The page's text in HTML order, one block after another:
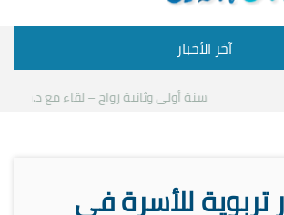
آخر الأخبار
سنة أولى وثانية زواج – لقاء مع د.خالد
تربوية للأسرة في